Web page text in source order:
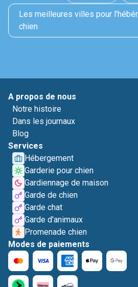
Les meilleures villes pour
chien
A propos de nous
Notre histoire
Dans les journaux
Blog
Services
Hébergement
Garderie pour chien
Gardiennage de maison
Garde de chien
Garde chat
Garde d'animaux
Promenade chien
Modes de paiements